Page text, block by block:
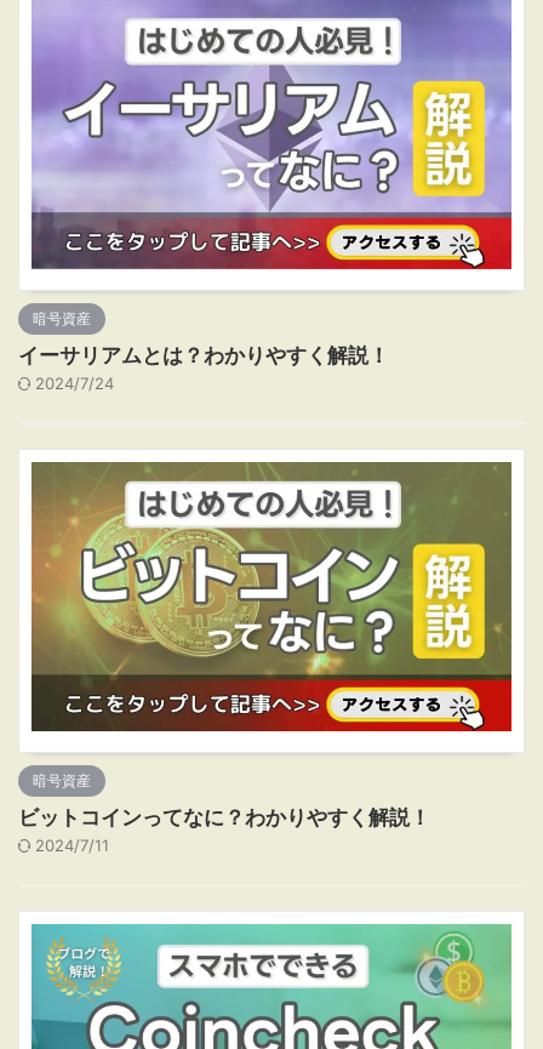
暗号資産
イーサリアムとは？わかりやすく解説！
2024/7/24
暗号資産
ビットコインってなに？わかりやすく解説！
2024/7/11